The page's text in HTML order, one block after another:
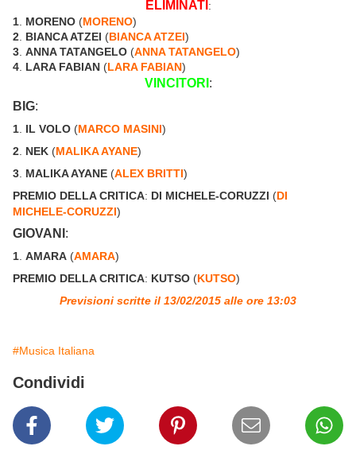
ELIMINATI :
1 MORENO (MORENO)
2 BIANCA ATZEI (BIANCA ATZEI)
3 ANNA TATANGELO (ANNA TATANGELO)
4 LARA FABIAN (LARA FABIAN)
VINCITORI :
BIG:
1 IL VOLO (MARCO MASINI)
2 NEK (MALIKA AYANE)
3 MALIKA AYANE (ALEX BRITTI)
PREMIO DELLA CRITICA: DI MICHELE-CORUZZI (DI
MICHELE-CORUZZI)
GIOVANI :
1 AMARA (AMARA)
PREMIO DELLA CRITICA: KUTSO (KUTSO)
Previsioni scritte il 13/02/2015 alle ore 13:03
#Musica Italiana
Condividi